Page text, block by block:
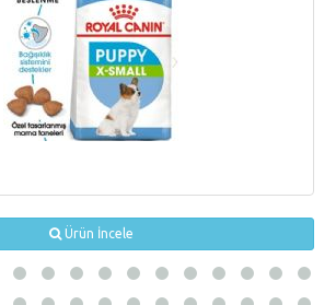
Ürün İncele